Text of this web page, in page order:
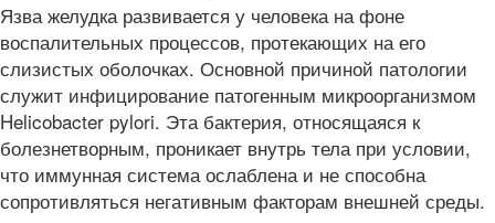
Язва желудка развивается у человека на фоне
воспалительных процессов, протекающих на его
слизистых оболочках. Основной причиной патологии
служит инфицирование патогенным микроорганизмом
Helicobacter pylori. Эта бактерия, относящаяся к
болезнетворным, проникает внутрь тела при условии,
что иммунная система ослаблена и не способна
сопротивляться негативным факторам внешней среды.